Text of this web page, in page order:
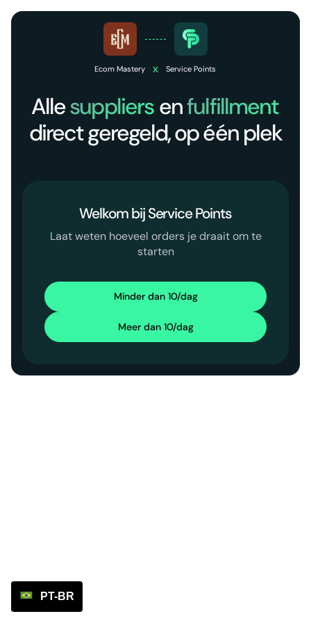
Ecom Mastery x Service Points
Allesuppliers enfulfillment
direct geregeld, op één plek
Welkom bij Service Points
Laat weten hoeveel orders je draait om te
starten
Minder dan 10/dag
Meer dan 10/dag
PT-BR